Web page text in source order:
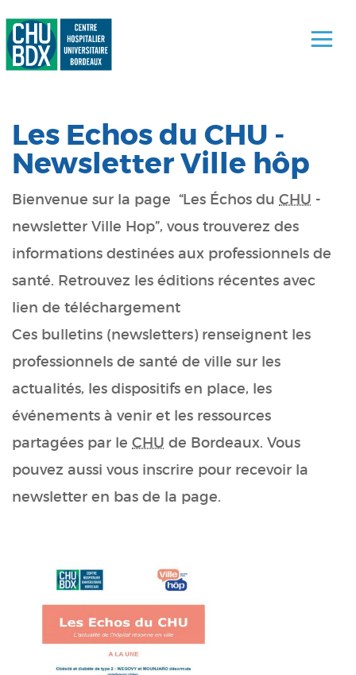
Les Echos du CHU -
Newsletter Ville hôp
Bienvenue sur la page “Les Échos du CHU -
newsletter Ville Hop”, vous trouverez des
informations destinées aux professionnels de
santé. Retrouvez les éditions récentes avec
lien de téléchargement
Ces bulletins (newsletters) renseignent les
professionnels de santé de ville sur les
actualités, les dispositifs en place, les
événements à venir et les ressources
partagées par le CHU de Bordeaux. Vous
pouvez aussi vous inscrire pour recevoir la
newsletter en bas de la page.